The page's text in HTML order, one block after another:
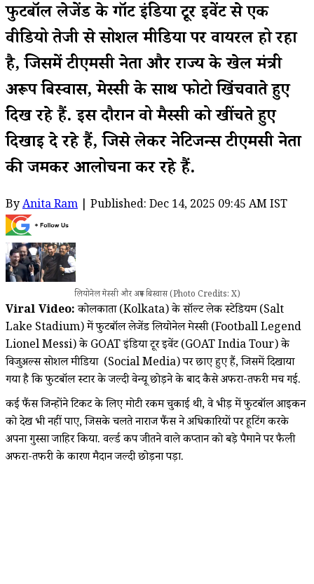
फुटबॉल लेजेंड के गॉट इंडिया टूर इवेंट से एक
वीडियो तेजी से सोशल मीडिया पर वायरल हो रहा
है, जिसमें टीएमसी नेता और राज्य के खेल मंत्री
अरूप बिस्वास, मेस्सी के साथ फोटो खिंचवाते हुए
दिख रहे हैं. इस दौरान वो मैस्सी को खींचते हुए
दिखाई दे रहे हैं, जिसे लेकर नेटिजन्स टीएमसी नेता
की जमकर आलोचना कर रहे हैं.
ByAnita Ram | Published: Dec 14, 2025 09:45 AM IST
लियोनेल मेस्सी और अरूप बिस्वास (Photo Credits: X)
Viral Video:कोलकाता (Kolkata) के सॉल्ट लेक स्टेडियम (Salt
Lake Stadium) में फुटबॉल लेजेंड लियोनेल मेस्सी (Football Legend
Lionel Messi) के GOAT इंडिया टूर इवेंट (GOAT India Tour) के
विजुअल्स सोशल मीडिया (Social Media) पर छाए हुए हैं, जिसमें दिखाया
गया है कि फुटबॉल स्टार के जल्दी वेन्यू छोड़ने के बाद कैसे अफरा-तफरी मच गई.
कई फैंस जिन्होंने टिकट के लिए मोटी रकम चुकाई थी, वे भीड़ में फुटबॉल आइकन
को देख भी नहीं पाए, जिसके चलते नाराज फैंस ने अधिकारियों पर हूटिंग करके
अपना गुस्सा जाहिर किया. वर्ल्ड कप जीतने वाले कप्तान को बड़े पैमाने पर फैली
अफरा-तफरी के कारण मैदान जल्दी छोड़ना पड़ा.